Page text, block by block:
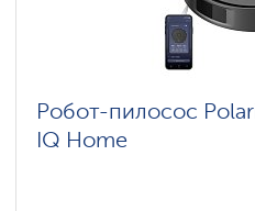
Робот-пилосос
IQ Home